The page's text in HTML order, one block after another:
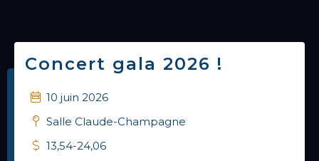
Concert gala 2026 !
10 juin 2026
Salle Claude-Champagne
13,54-24,06